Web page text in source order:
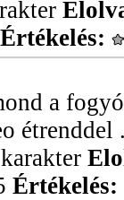
Értékelés:
a
étrenddel
Értékelés: